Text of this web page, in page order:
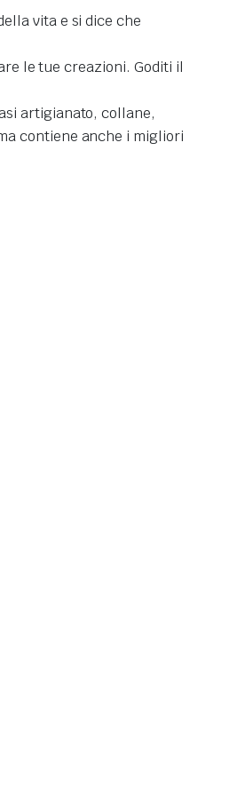
vita e si dice che
le tue creazioni. Goditi il
artigianato, collane,
contiene anche i migliori